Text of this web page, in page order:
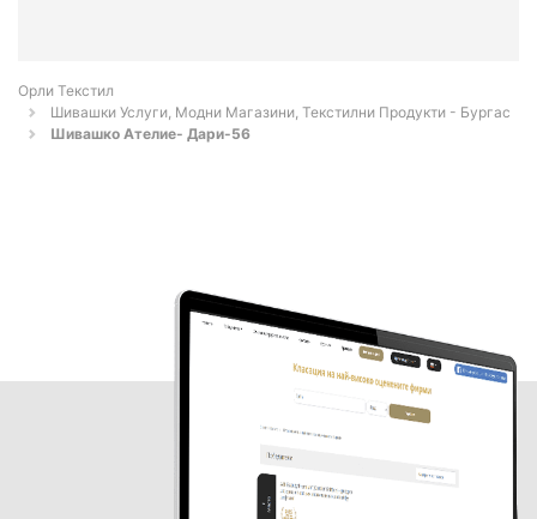
Орли Текстил
Шивашки Услуги, Модни Магазини, Текстилни Продукти - Бургас
Шивашко Ателие- Дари-56